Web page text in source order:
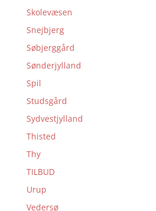
Skolevæsen
Snejbjerg
Søbjerggård
Sønderjylland
Spil
Studsgård
Sydvestjylland
Thisted
Thy
TILBUD
Urup
Vedersø